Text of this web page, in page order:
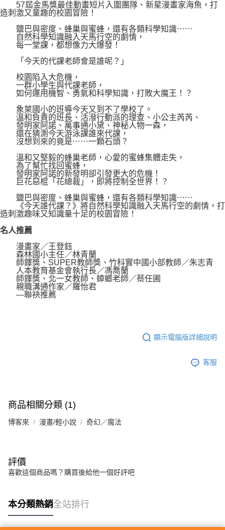
57屆金馬獎最佳動畫短片入圍團隊、新星漫畫家海魚，打
造刺激又童趣的校園冒險！
鹽巴與密度、蜂巢與蜜蜂，還有各類科學知識⋯⋯
自然科學知識融入天馬行空的劇情，
每一堂課，都想像力大爆發！
「今天的代課老師會是誰呢？」
校園陷入大危機，
一群小學生與代課老師，
如何運用機智、勇氣和科學知識，打敗大魔王！？
象萊國小的班導今天又到不了學校了。
溫和負責的班長、活潑行動派的理查、小公主芮芮、
發明家阿諾、萬事通小黛、神秘人物一森，
還在猜測今天游泳課誰來代課，
沒想到來的竟是⋯⋯一顆石頭？
溫和又堅毅的蜂巢老師，心愛的蜜蜂集體走失，
為了幫忙找回蜜蜂，
發明家阿諾的新發明卻引發更大的危機！
巨花惡棍「花總裁」，即將控制全世界！？
鹽巴與密度、蜂巢與蜜蜂，還有各類科學知識⋯⋯
《今天誰代課？》將自然科學知識融入天馬行空的劇情，打
造刺激趣味又知識量十足的校園冒險！
名人推薦
漫畫家／王登鈺
森林國小主任／林青蘭
師鐸獎、SUPER教師獎、竹科實中國小部教師／朱志青
人本教育基金會執行長／馮喬蘭
師鐸獎、北一女教師、蟑螂老師／蔡任圃
親職溝通作家／羅怡君
—聯袂推薦
顯示電腦版詳細說明
客服
商品相關分類 (1)
博客來 漫畫/輕小說 奇幻／魔法
評價
喜歡這個商品嗎？購買後給他一個好評吧
本分類熱銷全站排行